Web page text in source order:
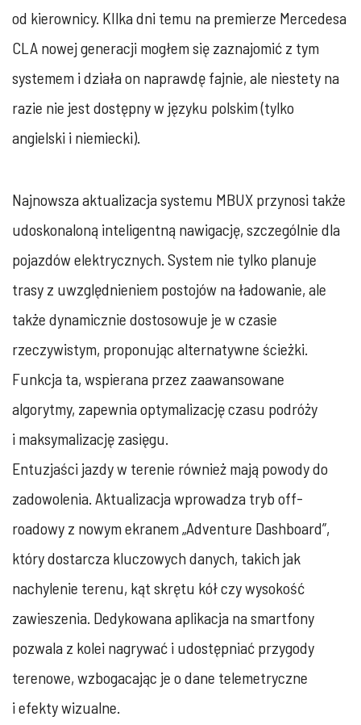
od kierownicy. KIlka dni temu na premierze Mercedesa
CLA nowej generacji mogłem się zaznajomić z tym
systemem i działa on naprawdę fajnie, ale niestety na
razie nie jest dostępny w języku polskim (tylko
angielski i niemiecki).
Najnowsza aktualizacja systemu MBUX przynosi także
udoskonaloną inteligentną nawigację, szczególnie dla
pojazdów elektrycznych. System nie tylko planuje
trasy z uwzględnieniem postojów na ładowanie, ale
także dynamicznie dostosowuje je w czasie
rzeczywistym, proponując alternatywne ścieżki.
Funkcja ta, wspierana przez zaawansowane
algorytmy, zapewnia optymalizację czasu podróży
i maksymalizację zasięgu.
Entuzjaści jazdy w terenie również mają powody do
zadowolenia. Aktualizacja wprowadza tryb off-
roadowy z nowym ekranem „Adventure Dashboard”,
który dostarcza kluczowych danych, takich jak
nachylenie terenu, kąt skrętu kół czy wysokość
zawieszenia. Dedykowana aplikacja na smartfony
pozwala z kolei nagrywać i udostępniać przygody
terenowe, wzbogacając je o dane telemetryczne
i efekty wizualne.